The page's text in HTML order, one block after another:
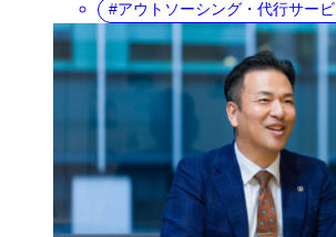
アウトソーシング・代行サー